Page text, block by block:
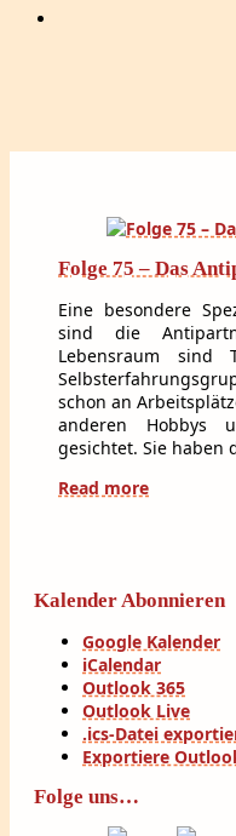
Folge 75 – Das
Eine besondere
sind die
Lebensraum sind
schon an
anderen Hobbys
gesichtet. Sie haben
Read more
Kalender Abonnieren
Google Kalender
iCalendar
Outlook 365
Outlook Live
.ics-Datei
Exportiere
Folge uns…